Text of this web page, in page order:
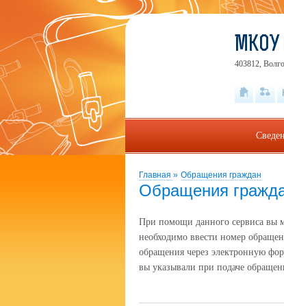
Главная » Обращения граждан
Обращения
При помощи данного сервиса вы
необходимо ввести номер
обращения через электронную
вы указывали при подаче
МКОУ
403812,